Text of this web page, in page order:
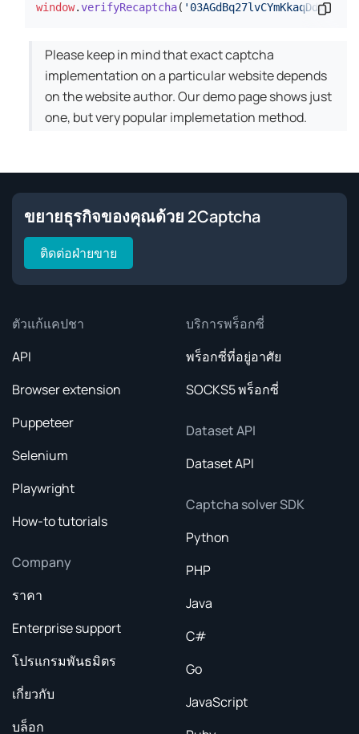
window.verifyRecaptcha( คัดลอก
Please keep in mind that exact captcha
implementation on a particular website depends
on the website author. Our demo page shows just
one, but very popular implemetation method.
ขยายธุรกิจของคุณด้วย 2Captcha
ติดต่อฝ่ายขาย
ตัวแก้แคปชา
API
Browser extension
Puppeteer
Selenium
Playwright
How-to tutorials
Company
ราคา
Enterprise support
โปรแกรมพันธมิตร
เกี่ยวกับ
บล็อก
บริการพร็อกซี่
พร็อกซี่ที่อยู่อาศัย
SOCKS5 พร็อกซี่
Dataset API
Dataset API
Captcha solver SDK
Python
PHP
Java
C#
Go
JavaScript